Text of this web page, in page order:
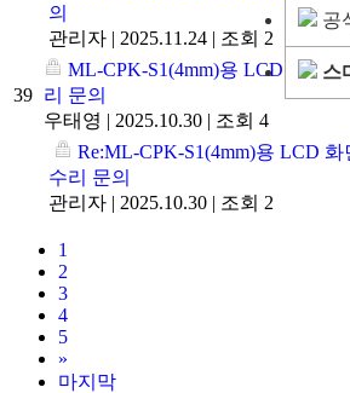
의
관리자 | 2025.11.24 | 조회 2
39
ML-CPK-S1(4mm)용 LCD 화면 수
리 문의
우태영 | 2025.10.30 | 조회 4
Re:ML-CPK-S1(4mm)용 LCD 화
수리 문의
관리자 | 2025.10.30 | 조회 2
1
2
3
4
5
»
마지막
공
스